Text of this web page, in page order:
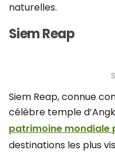
naturelles.
Siem Reap
Siem Reap, connue
célèbre temple
patrimoine mondiale
destinations les plus